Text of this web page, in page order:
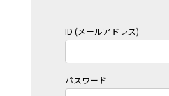
ID (メールアドレス)
パスワード